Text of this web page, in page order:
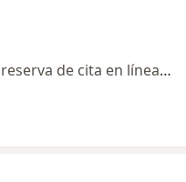
Este especialista no ofrece reserva de cita en línea en esta dirección.